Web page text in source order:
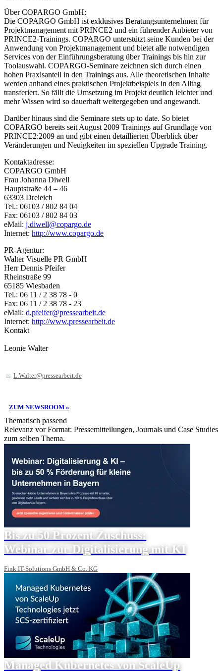
Über COPARGO GmbH:
Die COPARGO GmbH ist exklusives Beratungsunternehmen für
Projektmanagement mit PRINCE2 und ein führender Anbieter von
PRINCE2-Trainings. COPARGO unterstützt seine Kunden bei der
Anwendung von Projektmanagement und bietet alle notwendigen
Services von der Einführungsberatung über Trainings bis hin zur
Toolauswahl. COPARGO-Seminare zeichnen sich durch einen
hohen Praxisanteil in den Trainings aus. Alle theoretischen Inhalte
werden anhand eines praktischen Projektbeispiels in den Alltag
transferiert. So fällt die Umsetzung im Projekt deutlich leichter und
mehr Wissen wird so dauerhaft weitergegeben und angewandt.
Darüber hinaus sind die Seminare stets up to date. So bietet
COPARGO bereits seit August 2009 Trainings auf Grundlage von
PRINCE2:2009 an und gibt einen detaillierten Überblick über
Veränderungen und Neuigkeiten im speziellen Upgrade Training.
Kontaktadresse:
COPARGO GmbH
Frau Johanna Diwell
Hauptstraße 44 – 46
63303 Dreieich
Tel.: 06103 / 802 84 04
Fax: 06103 / 802 84 03
eMail: j.diwell@copargo.de
Internet: http://www.copargo.de
PR-Agentur:
Walter Visuelle PR GmbH
Herr Dennis Pfeifer
Rheinstraße 99
65185 Wiesbaden
Tel.: 06 11 / 2 38 78 - 0
Fax: 06 11 / 2 38 78 - 23
eMail: d.pfeifer@pressearbeit.de
Internet: http://www.pressearbeit.de
Kontakt
Leonie Walter
L.Walter@pressearbeit.de
ZUM NEWSROOM »
Thematisch passend
Relevanz vor Format: Pressemitteilungen, Journals und Case Studies
zum selben Thema.
Bis zu 50 Prozent Zuschuss:
Webinar zur Digitalisierung mit KI
Fink IT-Solutions GmbH & Co. KG
Managed Kubernetes von ScaleUp